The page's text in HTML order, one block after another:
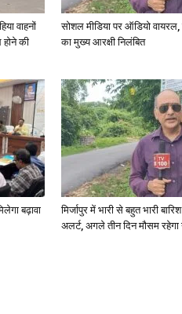
वाहनों
होने की
सोशल मीडिया पर ऑडियो
का मुख्य आरक्षी निलंबित
बढ़ावा
मिर्जापुर में भारी से बहुत भारी
अलर्ट, अगले तीन दिन मौसम रहेगा